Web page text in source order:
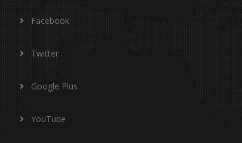
Facebook
Twitter
Google Plus
YouTube